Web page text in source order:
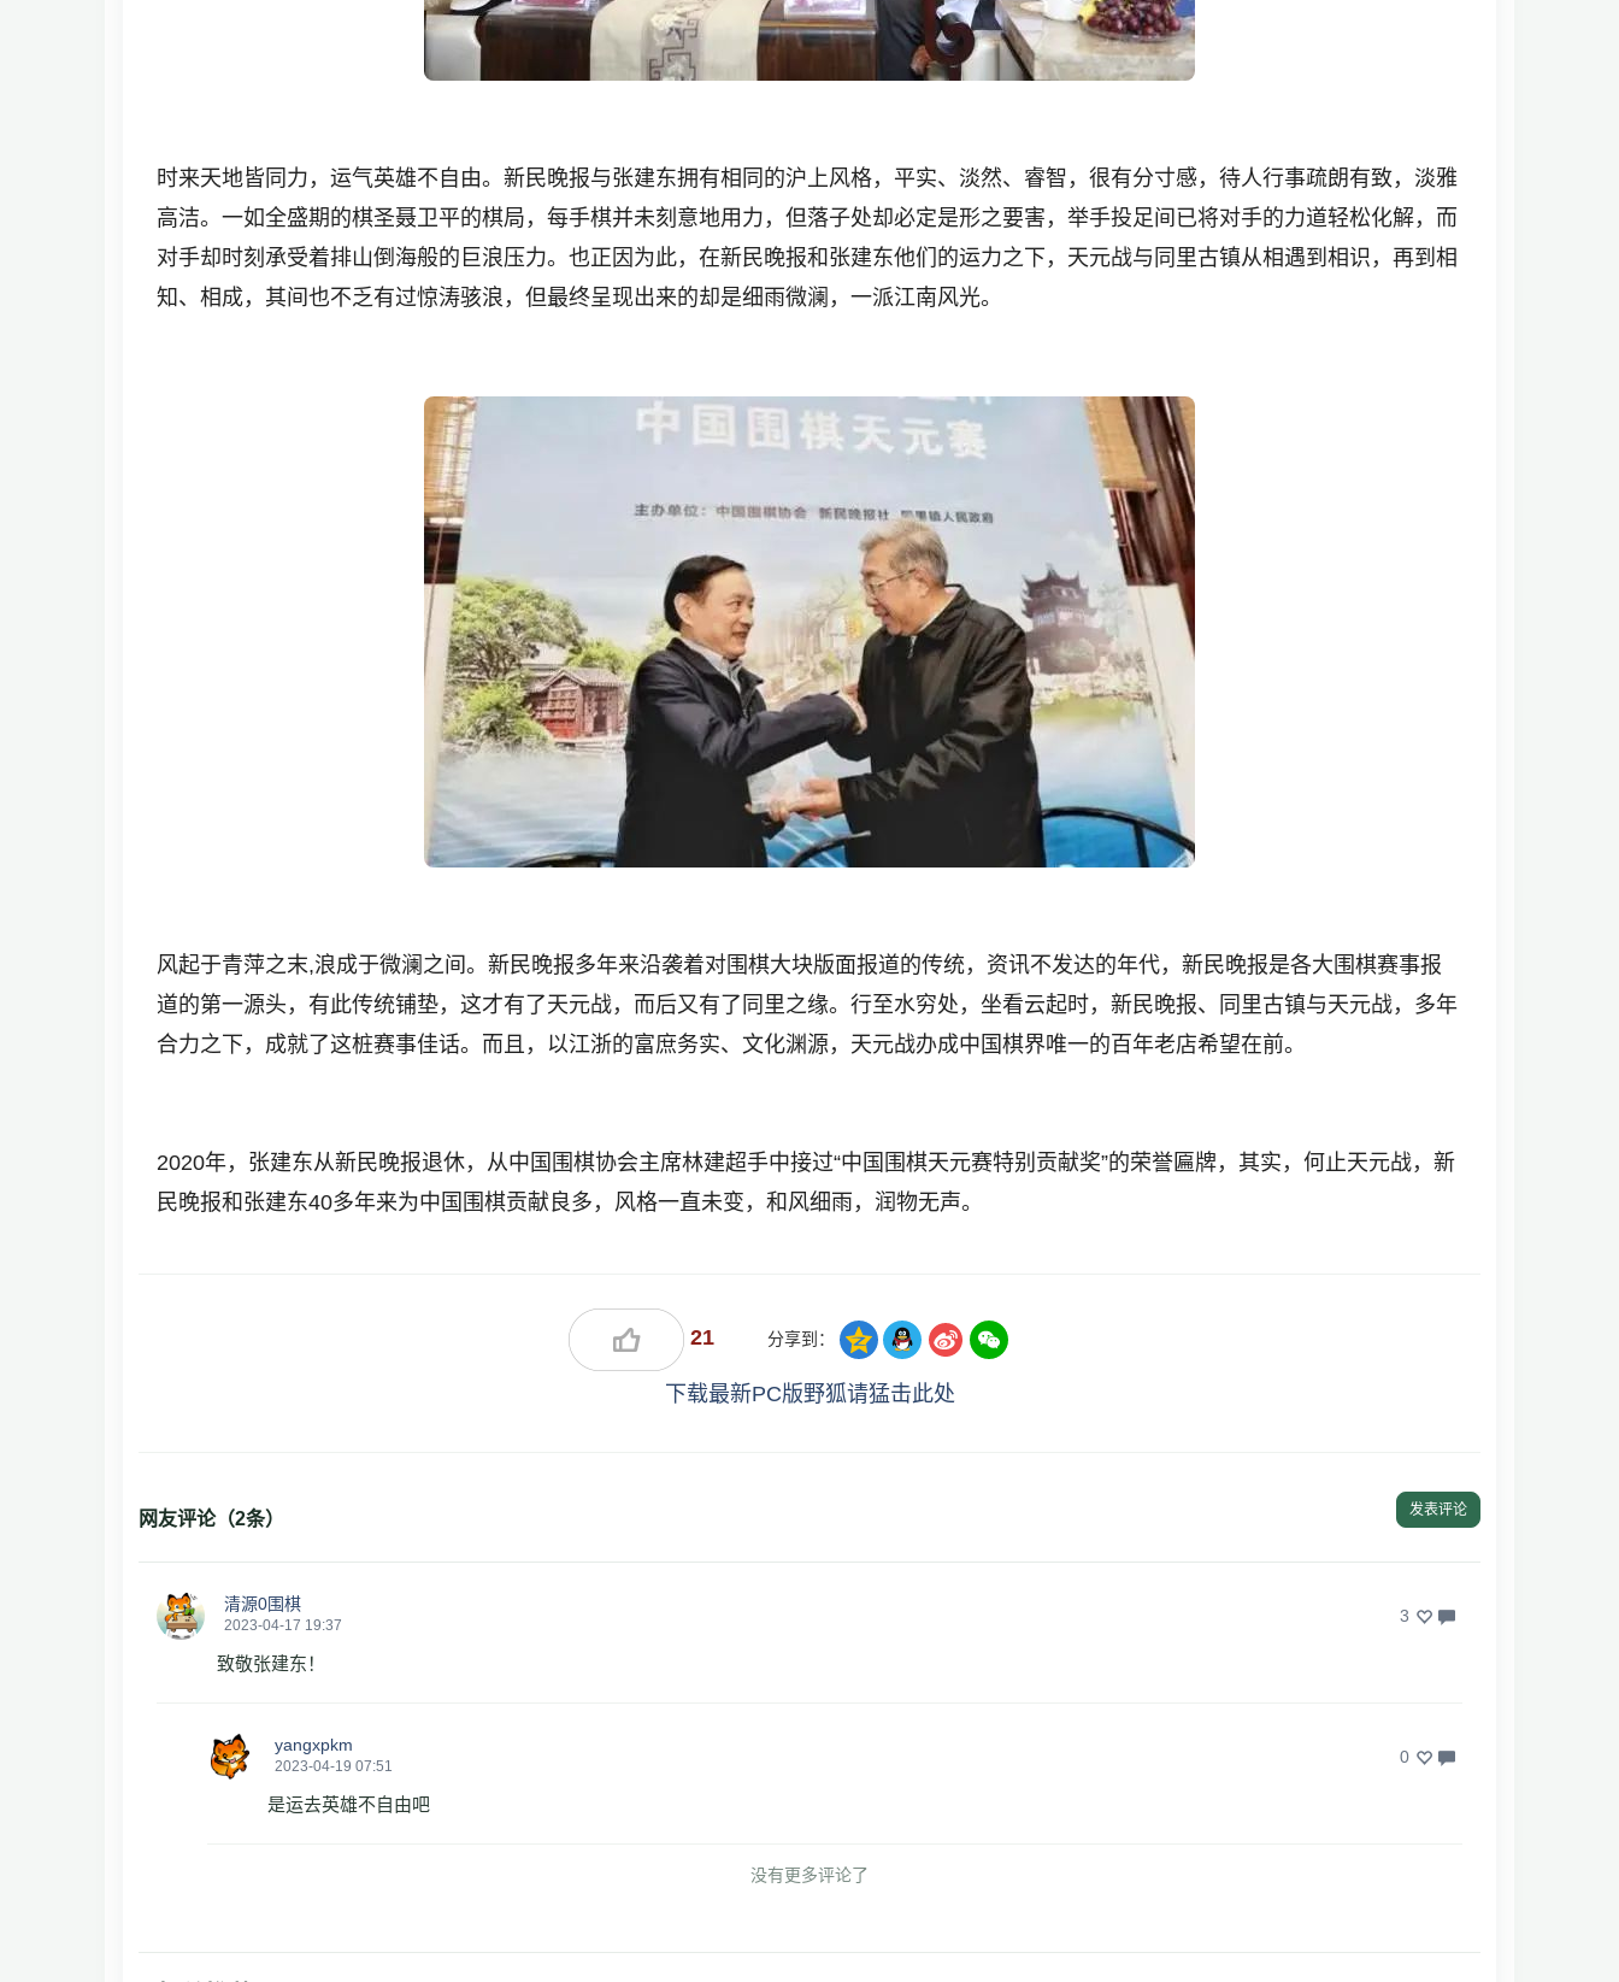
时来天地皆同力，运气英雄不自由。新民晚报与张建东拥有相同的沪上风格，平实、淡然、睿智，很有分寸感，待人行事疏朗有致，淡雅
高洁。一如全盛期的棋圣聂卫平的棋局，每手棋并未刻意地用力，但落子处却必定是形之要害，举手投足间已将对手的力道轻松化解，而
对手却时刻承受着排山倒海般的巨浪压力。也正因为此，在新民晚报和张建东他们的运力之下，天元战与同里古镇从相遇到相识，再到相
知、相成，其间也不乏有过惊涛骇浪，但最终呈现出来的却是细雨微澜，一派江南风光。
风起于青萍之末,浪成于微澜之间。新民晚报多年来沿袭着对围棋大块版面报道的传统，资讯不发达的年代，新民晚报是各大围棋赛事报
道的第一源头，有此传统铺垫，这才有了天元战，而后又有了同里之缘。行至水穷处，坐看云起时，新民晚报、同里古镇与天元战，多年
合力之下，成就了这桩赛事佳话。而且，以江浙的富庶务实、文化渊源，天元战办成中国棋界唯一的百年老店希望在前。
2020年，张建东从新民晚报退休，从中国围棋协会主席林建超手中接过“中国围棋天元赛特别贡献奖”的荣誉匾牌，其实，何止天元战，新
民晚报和张建东40多年来为中国围棋贡献良多，风格一直未变，和风细雨，润物无声。
21 分享到：
下载最新PC版野狐请猛击此处
网友评论（2条） 发表评论
清源0围棋
2023-04-17 19:37 3
致敬张建东！
yangxpkm
2023-04-19 07:51 0
是运去英雄不自由吧
没有更多评论了